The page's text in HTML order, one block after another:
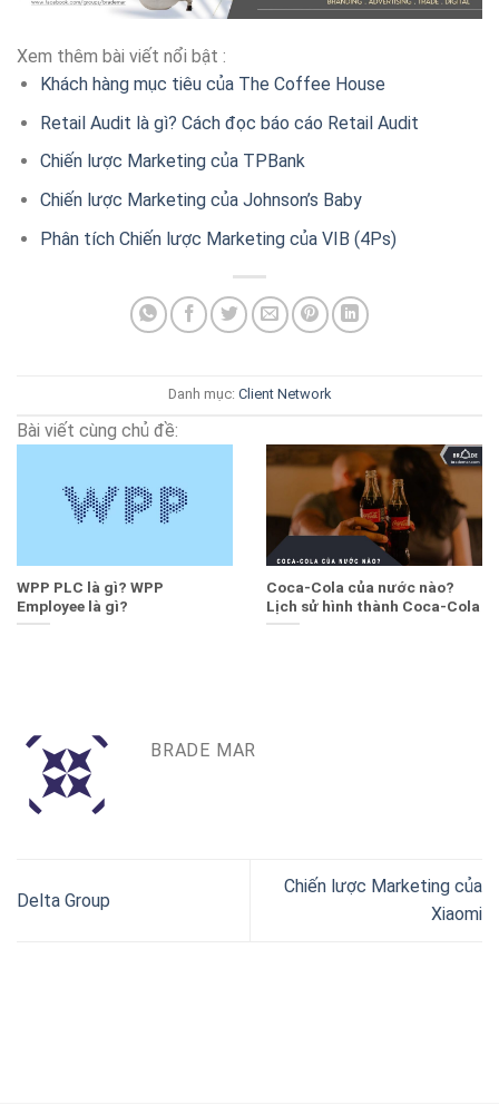
Xem thêm bài viết nổi bật :
Khách hàng mục tiêu của The Coffee House
Retail Audit là gì? Cách đọc báo cáo Retail Audit
Chiến lược Marketing của TPBank
Chiến lược Marketing của Johnson’s Baby
Phân tích Chiến lược Marketing của VIB (4Ps)
Danh mục: Client Network
Bài viết cùng chủ đề:
WPP PLC là gì? WPP
Employee là gì?
Coca-Cola của nước nào?
Lịch sử hình thành Coca-Cola
BRADE MAR
Delta Group
Chiến lược Marketing của
Xiaomi